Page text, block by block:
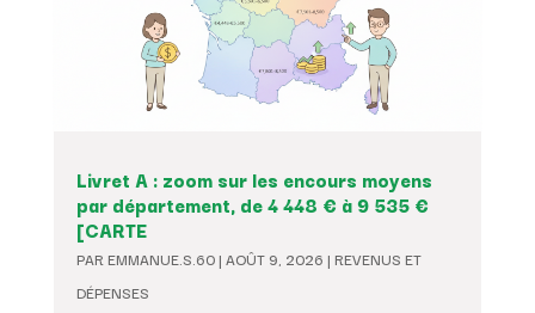
Livret A : zoom sur les encours moyens
par département, de 4 448 € à 9 535 €
[CARTE
PAR EMMANUE.S.60| AOÛT 9, 2026 | REVENUS ET
DÉPENSES